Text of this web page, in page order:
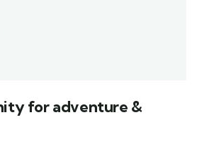
for adventure &